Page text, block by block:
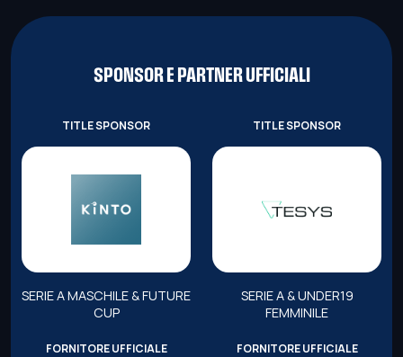
SPONSOR E PARTNER UFFICIALI
TITLE SPONSOR
SERIE A MASCHILE & FUTURE
CUP
TITLE SPONSOR
SERIE A & UNDER19
FEMMINILE
FORNITORE UFFICIALE FORNITORE UFFICIALE